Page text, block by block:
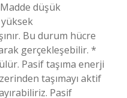
düşük
Bu durum hücre
gerçekleşebilir. *
Pasif taşıma enerji
taşımayı aktif
Pasif